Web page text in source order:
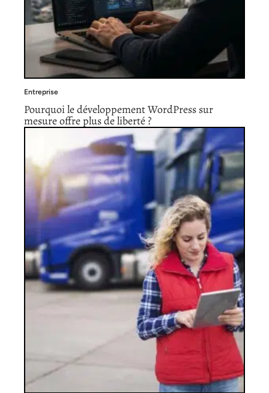
Entreprise
Pourquoi le développement WordPress sur
mesure offre plus de liberté ?